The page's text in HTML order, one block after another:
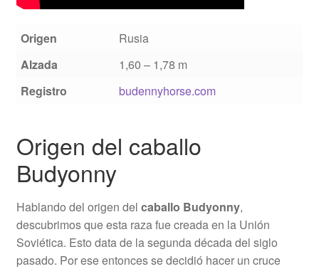
Origen
Rusia
Alzada
1,60 – 1,78 m
Registro
budennyhorse.com
Origen del caballo
Budyonny
Hablando del origen del caballo Budyonny,
descubrimos que esta raza fue creada en la Unión
Soviética. Esto data de la segunda década del siglo
pasado. Por ese entonces se decidió hacer un cruce